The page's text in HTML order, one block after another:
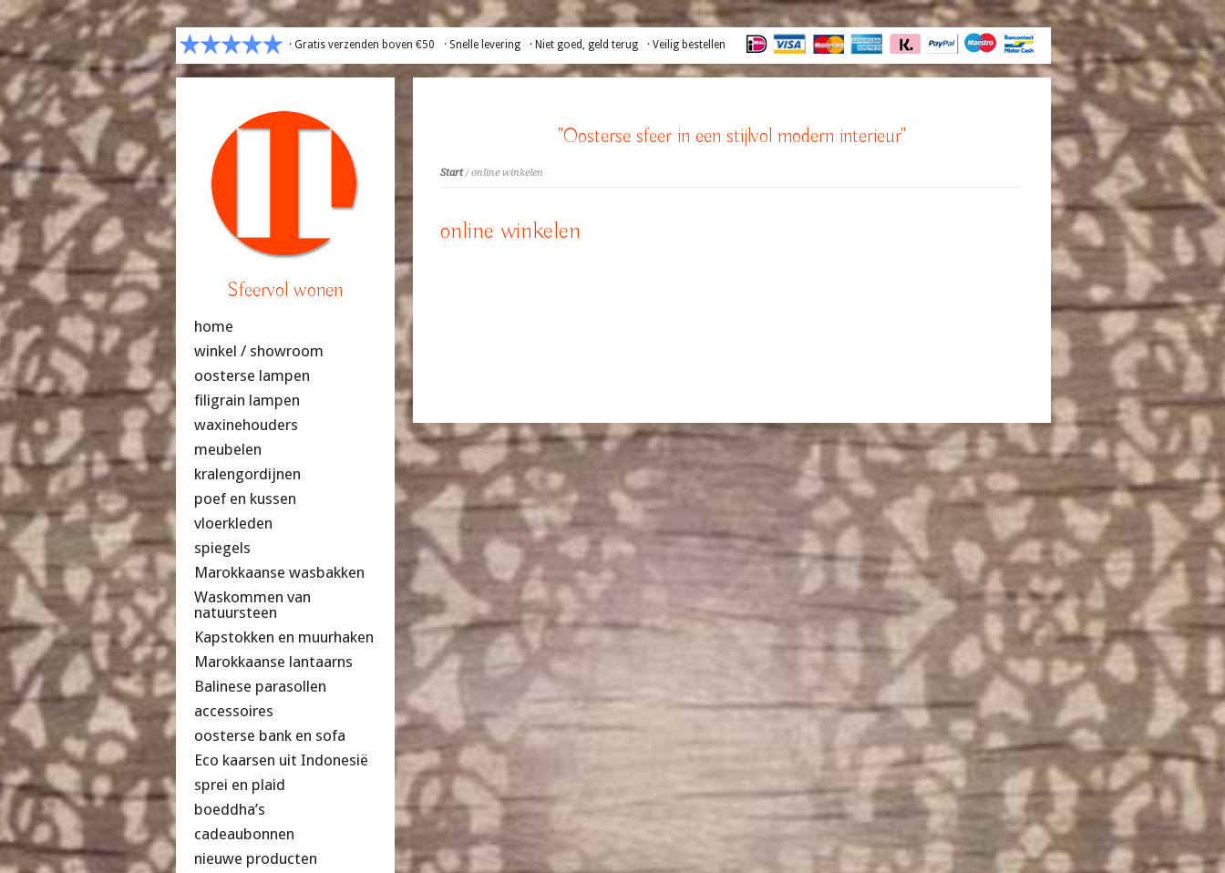
· Gratis verzenden boven €50 · Snelle levering · Niet goed, geld terug · Veilig bestellen
"Oosterse sfeer in een stijlvol modern interieur"
Start/ online winkelen
online winkelen
Sfeervol wonen
home
winkel / showroom
oosterse lampen
filigrain lampen
waxinehouders
meubelen
kralengordijnen
poef en kussen
vloerkleden
spiegels
Marokkaanse wasbakken
Waskommen van
natuursteen
Kapstokken en muurhaken
Marokkaanse lantaarns
Balinese parasollen
accessoires
oosterse bank en sofa
Eco kaarsen uit Indonesië
sprei en plaid
boeddha’s
cadeaubonnen
nieuwe producten